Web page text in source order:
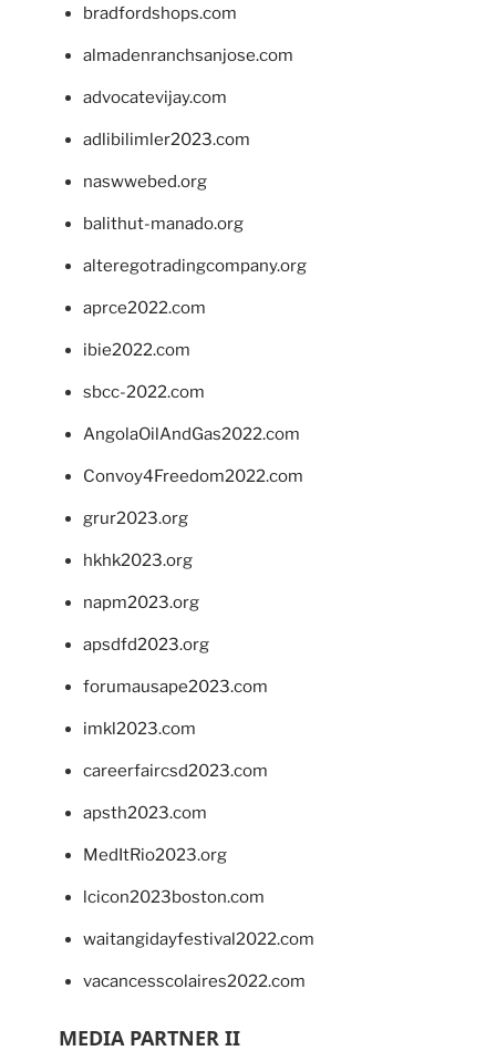
bradfordshops.com
almadenranchsanjose.com
advocatevijay.com
adlibilimler2023.com
naswwebed.org
balithut-manado.org
alteregotradingcompany.org
aprce2022.com
ibie2022.com
sbcc-2022.com
AngolaOilAndGas2022.com
Convoy4Freedom2022.com
grur2023.org
hkhk2023.org
napm2023.org
apsdfd2023.org
forumausape2023.com
imkl2023.com
careerfaircsd2023.com
apsth2023.com
MedItRio2023.org
lcicon2023boston.com
waitangidayfestival2022.com
vacancesscolaires2022.com
MEDIA PARTNER II